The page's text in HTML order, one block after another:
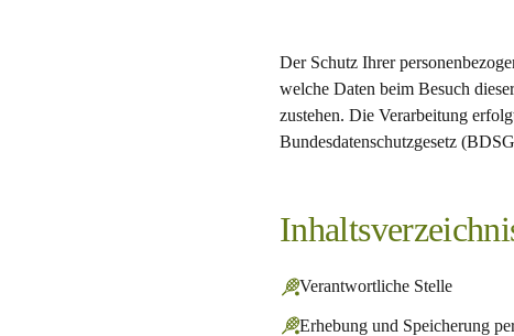
Der Schutz Ihrer
welche Daten beim Besuch
zustehen. Die Verarbeitung
Bundesdatenschutzgesetz
Verantwortliche Stelle
Erhebung und Speicherung